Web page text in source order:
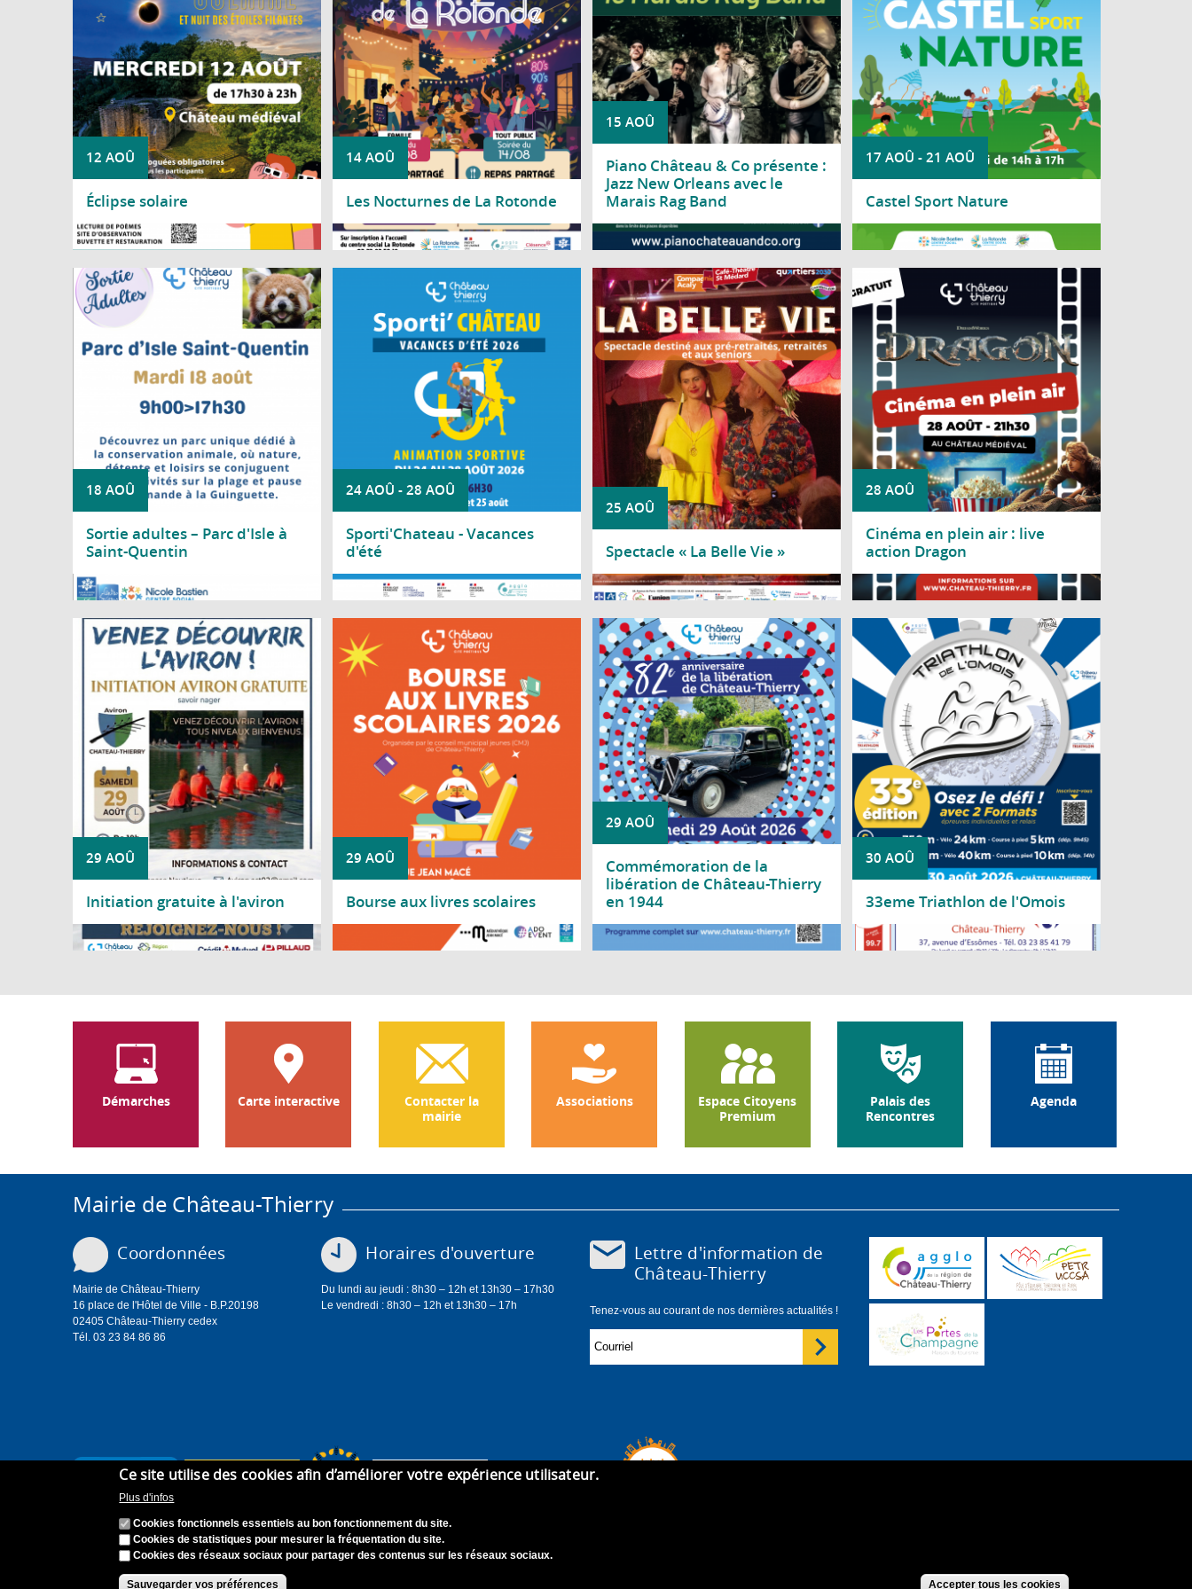
12 AOÛ
Éclipse solaire
de 90 % du Soleil sera occulté par la Lune,
offrant un spectacle rare et fascinant.
Lire la suite
14 AOÛ
Les Nocturnes de La Rotonde
Lire la suite
15 AOÛ
Piano Château & Co présente :
Jazz New Orleans avec le
Marais Rag Band
Lire la suite
17 AOÛ -21 AOÛ
Castel Sport Nature
Lire la suite
18 AOÛ
Sortie adultes – Parc d'Isle à
Saint-Quentin
Le Centre social Nicole Bastien vous
propose une sortie au Parc d'Isle, à Saint-
Quentin, le mardi 18 août, de 9 h à 17 h 30.
24 AOÛ -28 AOÛ
Sporti'Chateau - Vacances
d'été
À chaque période de vacances scolaires, la
Ville de Château-Thierry invite les jeunes à
découvrir durant deux jours une multitude
d'activités sportives dans le cadre de
Sporti'Château.
Lire la suite
25 AOÛ
Spectacle « La Belle Vie »
Le Centre social Nicole Bastien vous invite
à découvrir « La Belle Vie », un spectacle
de la Compagnie Acaly, spécialement
proposé aux pré-retraités, retraités et
seniors.
Lire la suite
28 AOÛ
Cinéma en plein air : live
action Dragon
Le château médiéval se transforme en
salle de cinéma à ciel ouvert le temps
d'une soirée estivale, le vendredi 28 août
à 21h30, au château médiéval
Lire la suite
29 AOÛ
Initiation gratuite à l'aviron
Le Club d'aviron de Château-Thierry vous
propose une journée d'initiation gratuite le
samedi 29 août 2026, de 10h à 18h, au
gymnase nautique, situé bords de Marne,
avenue d'Essômes à Château-Thierry.
Lire la suite
29 AOÛ
Bourse aux livres scolaires
Le Conseil Municipal Jeunes de Château-
Thierry organise une bourse aux livres
scolaires à destination des lycéens.
Lire la suite
29 AOÛ
Commémoration de la
libération de Château-Thierry
en 1944
La Ville de Château-Thierry vous convie à
la cérémonie patriotique le 29 août
2026 commémorant le 82e anniversaire de
la Libération de Château-Thierry en 1944.
Lire la suite
30 AOÛ
33eme Triathlon de l'Omois
Rendez-vous mythique, historique et
dynamique de Château-Thierry, le Triathlon
de l'Omois se déroulera le 30 août 2026 !
Lire la suite
Démarches Carte interactive
Contacter la
mairie
Associations
Espace Citoyens
Premium
Palais des
Rencontres
Agenda
Mairie de Château-Thierry
Coordonnées
Mairie de Château-Thierry
16 place de l'Hôtel de Ville - B.P.20198
02405 Château-Thierry cedex
Tél. 03 23 84 86 86
Horaires d'ouverture
Du lundi au jeudi : 8h30 – 12h et 13h30 – 17h30
Le vendredi : 8h30 – 12h et 13h30 – 17h
Lettre d'information de
Château-Thierry
Tenez-vous au courant de nos dernières actualités !
Plan du site Recrutement
Ce site utilise des cookies afin d’améliorer votre expérience utilisateur.
Plus d'infos
Cookies fonctionnels essentiels au bon fonctionnement du site.
Cookies de statistiques pour mesurer la fréquentation du site.
Cookies des réseaux sociaux pour partager des contenus sur les réseaux sociaux.
Sauvegarder vos préférences Accepter tous les cookies